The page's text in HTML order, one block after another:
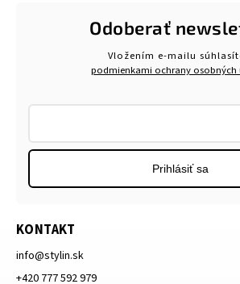
KONTAKT
info@stylin.sk
+420 777 592 979
Odoberať
Vložením e-mailu
podmienkami ochrany osobných
Prihlásiť sa